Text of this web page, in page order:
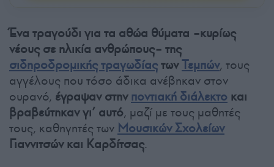
Ένα τραγούδι για τα αθώα θύματα –κυρίως
νέους σε ηλικία ανθρώπους– της
σιδηροδρομικής τραγωδίαςτωνΤεμπών, τους
αγγέλους που τόσο άδικα ανέβηκαν στον
ουρανό, έγραψαν στηνποντιακή διάλεκτο και
βραβεύτηκαν γι’ αυτό, μαζί με τους μαθητές
τους, καθηγητές των Μουσικών Σχολείων
Γιαννιτσών και Καρδίτσας.